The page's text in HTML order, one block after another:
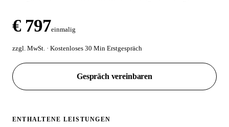
€ 797einmalig
zzgl. MwSt. · Kostenloses 30 Min Erstgespräch
Gespräch vereinbaren
ENTHALTENE LEISTUNGEN